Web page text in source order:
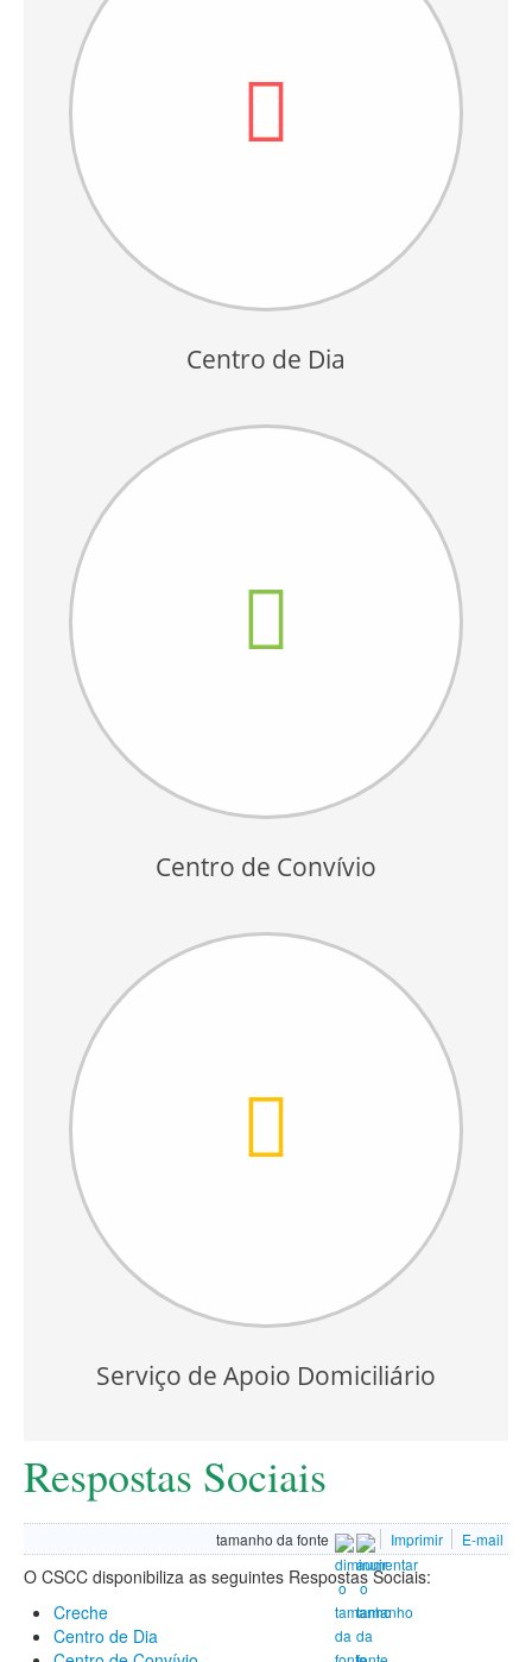
Centro de Dia
Centro de Convívio
Serviço de Apoio Domiciliário
Respostas Sociais
tamanho da fonte Imprimir E-mail
O CSCC disponibiliza as seguintes Respostas Sociais:
Creche
Centro de Dia